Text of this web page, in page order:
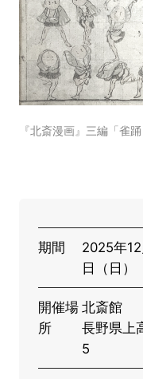
『北斎漫画』三編「雀踊
期間
2025年
日（日）
開催場
所
北斎館
長野県上
5